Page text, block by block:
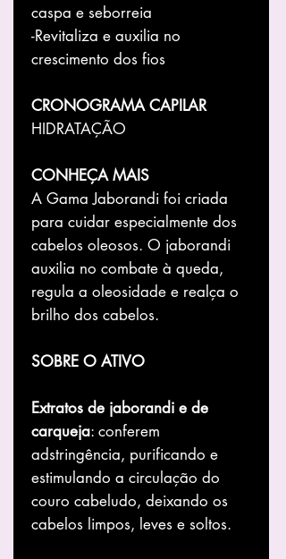
caspa e seborreia
-Revitaliza e auxilia no
crescimento dos fios
CRONOGRAMA CAPILAR
HIDRATAÇÃO
CONHEÇA MAIS
A Gama Jaborandi foi criada
para cuidar especialmente dos
cabelos oleosos. O jaborandi
auxilia no combate à queda,
regula a oleosidade e realça o
brilho dos cabelos.
SOBRE O ATIVO
Extratos de jaborandi e de
carqueja: conferem
adstringência, purificando e
estimulando a circulação do
couro cabeludo, deixando os
cabelos limpos, leves e soltos.